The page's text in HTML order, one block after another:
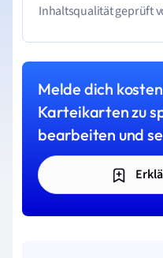
Inhaltsqualität geprüft
Melde dich
Karteikarten zu
bearbeiten und